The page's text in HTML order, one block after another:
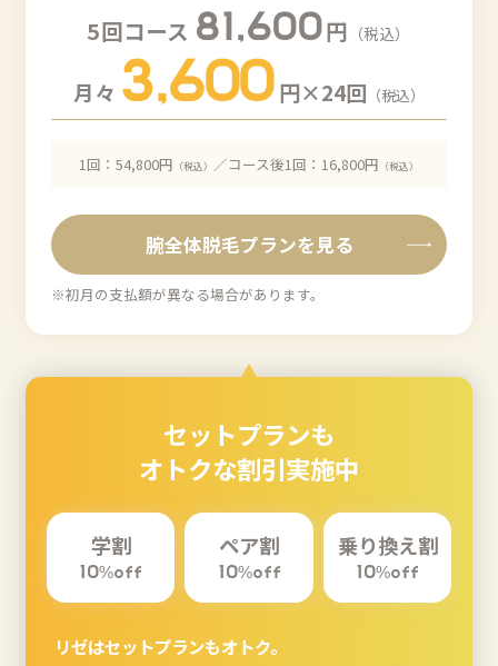
5回コース 81,600円 （税込）
月々 3,600円×24回 （税込）
1回：54,800円 （税込） ／コース後1回：16,800円 （税込）
腕全体脱毛プランを見る
※初月の支払額が異なる場合があります。
セットプランも
オトクな割引実施中
学割
10%off
ペア割
10%off
乗り換え割
10%off
リゼはセットプランもオトク。